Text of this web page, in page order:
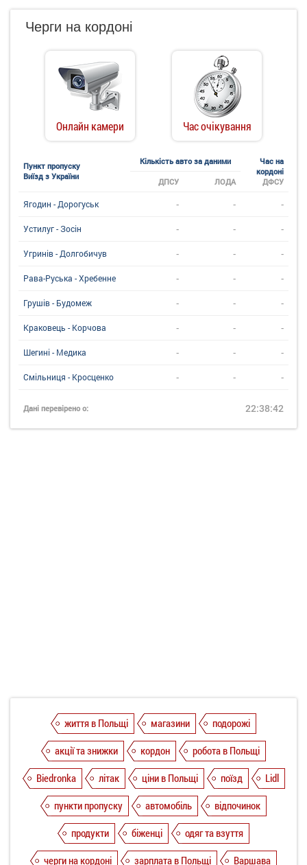
Черги на кордоні
Онлайн камери Час очікування
Пункт пропуску
Виїзд з України
Кількість авто за даними
Час на
кордоні
ДФСУ
ДПСУ ЛОДА
Ягодин - Дорогуськ - - -
Устилуг - Зосін - - -
Угринiв - Долгобичув - - -
Рава-Руська - Хребенне - - -
Грушів - Будомеж - - -
Краковець - Корчова - - -
Шегині - Медика - - -
Смільниця - Кросценко - - -
Дані перевірено о: 22:38:42
життя в Польщі магазини
подорожі
акції та знижки
кордон
робота в Польщі
Biedronka
літак ціни в Польщі поїзд
Lidl
пункти пропуску
автомобіль
відпочинок
продукти
біженці
одяг та взуття
черги на кордоні
зарплата в Польщі Варшава